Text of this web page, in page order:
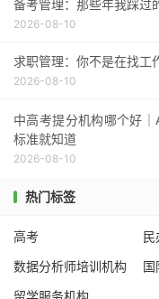
备考管理：那些年我踩过
2026-08-10
求职管理：你不是在找工
2026-08-10
中高考提分机构哪个好｜
标准就知道
2026-08-10
热门标签
高考 民
数据分析师培训机构
国
留学服务机构